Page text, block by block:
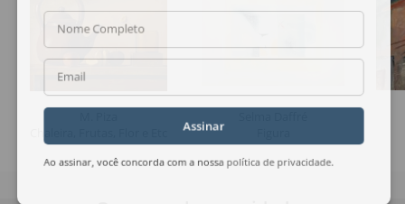
Nome Completo
Email
Assinar
Ao assinar, você concorda com a nossa política de privacidade.